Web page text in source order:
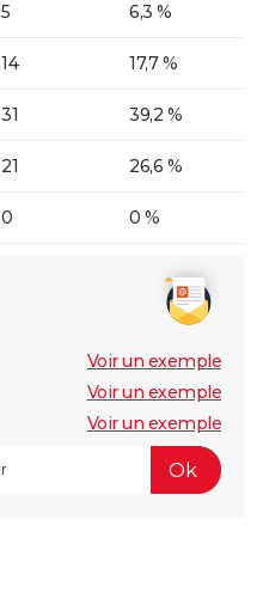
5 6,3 %
14 17,7 %
31 39,2 %
21 26,6 %
0 0 %
Voir un exemple
Voir un exemple
Voir un exemple